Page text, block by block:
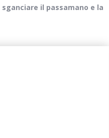
sganciare il passamano e la